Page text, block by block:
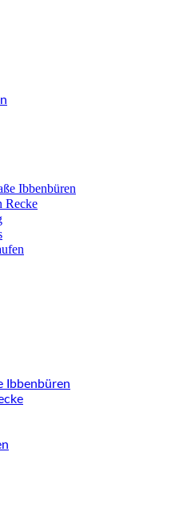
Ibbenbüren
Recke
Ibbenbüren